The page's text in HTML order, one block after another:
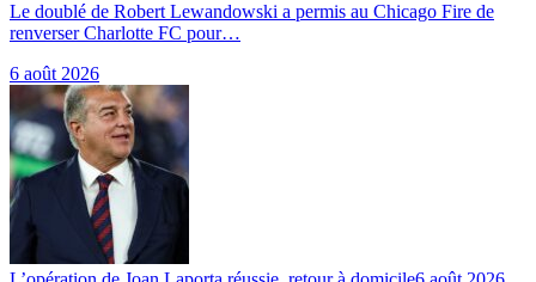
Le doublé de Robert Lewandowski a permis au Chicago Fire de
renverser Charlotte FC pour…
6 août 2026